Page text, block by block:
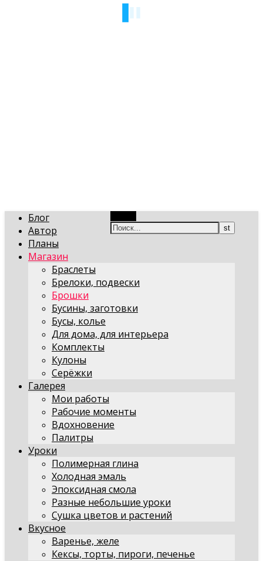
Блог
Автор
Планы
Магазин
Браслеты
Брелоки, подвески
Брошки
Бусины, заготовки
Бусы, колье
Для дома, для интерьера
Комплекты
Кулоны
Серёжки
Галерея
Мои работы
Рабочие моменты
Вдохновение
Палитры
Уроки
Полимерная глина
Холодная эмаль
Эпоксидная смола
Разные небольшие уроки
Сушка цветов и растений
Вкусное
Варенье, желе
Кексы, торты, пироги, печенье